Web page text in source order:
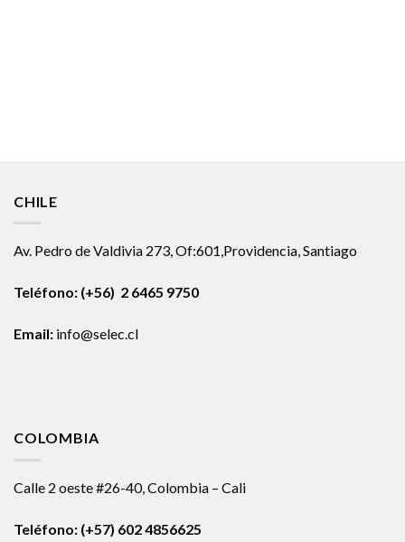
CHILE
Av. Pedro de Valdivia 273, Of:601,Providencia, Santiago
Teléfono: (+56) 2 6465 9750
Email: info@selec.cl
COLOMBIA
Calle 2 oeste #26-40, Colombia – Cali
Teléfono: (+57) 602 4856625